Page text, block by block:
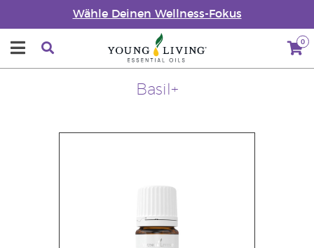
Wähle Deinen Wellness-Fokus
0
Basil+